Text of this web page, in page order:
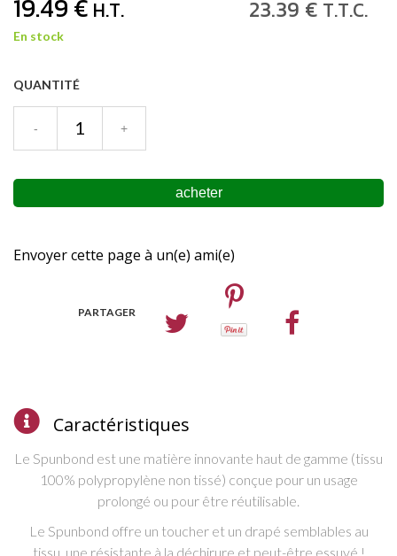
19.49€ H.T. 23.39 € T.T.C.
En stock
QUANTITÉ
Envoyer cette page à un(e) ami(e)
PARTAGER
Caractéristiques
Le Spunbond est une matière innovante haut de gamme (tissu
100% polypropylène non tissé) conçue pour un usage
prolongé ou pour être réutilisable.
L e Spunbond offre un toucher et un drapé semblables au
tissu, une résistante à la déchirure et peut-être essuyé !